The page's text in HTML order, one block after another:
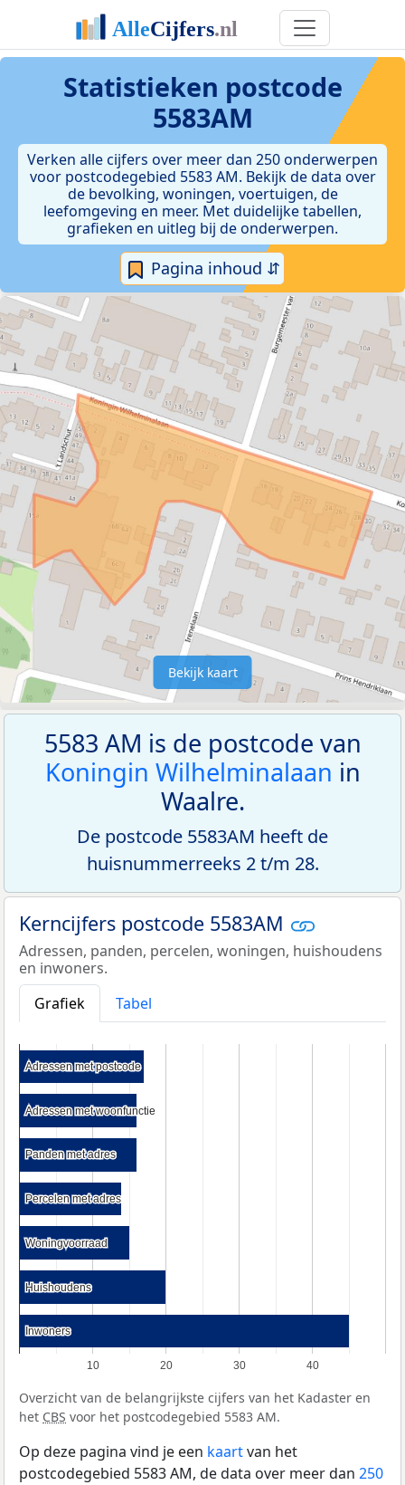
Statistieken postcode
5583AM
Verken alle cijfers over meer dan 250 onderwerpen
voor postcodegebied 5583 AM. Bekijk de data over
de bevolking, woningen, voertuigen, de
leefomgeving en meer. Met duidelijke tabellen,
grafieken en uitleg bij de onderwerpen.
Pagina inhoud ⇵
Bekijk kaart
5583 AM is de postcode van
Koningin Wilhelminalaan in
Waalre.
De postcode 5583AM heeft de
huisnummerreeks 2 t/m 28.
Kerncijfers postcode 5583AM
Adressen, panden, percelen, woningen, huishoudens
en inwoners.
Grafiek
Tabel
10 20 30 40
Adressen met postcode
Adressen met postcode
Adressen met woonfunctie
Adressen met woonfunctie
Panden met adres
Panden met adres
Percelen met adres
Percelen met adres
Woningvoorraad
Woningvoorraad
Huishoudens
Huishoudens
Inwoners
Inwoners
Overzicht van de belangrijkste cijfers van het Kadaster en
het CBS voor het postcodegebied 5583 AM.
Op deze pagina vind je een kaartvan het
postcodegebied 5583 AM, de data over meer dan 250